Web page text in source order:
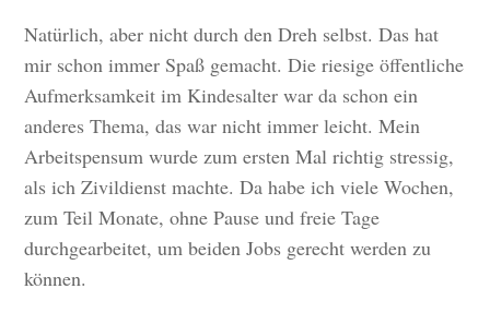
Natürlich, aber nicht durch den Dreh selbst. Das hat
mir schon immer Spaß gemacht. Die riesige öffentliche
Aufmerksamkeit im Kindesalter war da schon ein
anderes Thema, das war nicht immer leicht. Mein
Arbeitspensum wurde zum ersten Mal richtig stressig,
als ich Zivildienst machte. Da habe ich viele Wochen,
zum Teil Monate, ohne Pause und freie Tage
durchgearbeitet, um beiden Jobs gerecht werden zu
können.